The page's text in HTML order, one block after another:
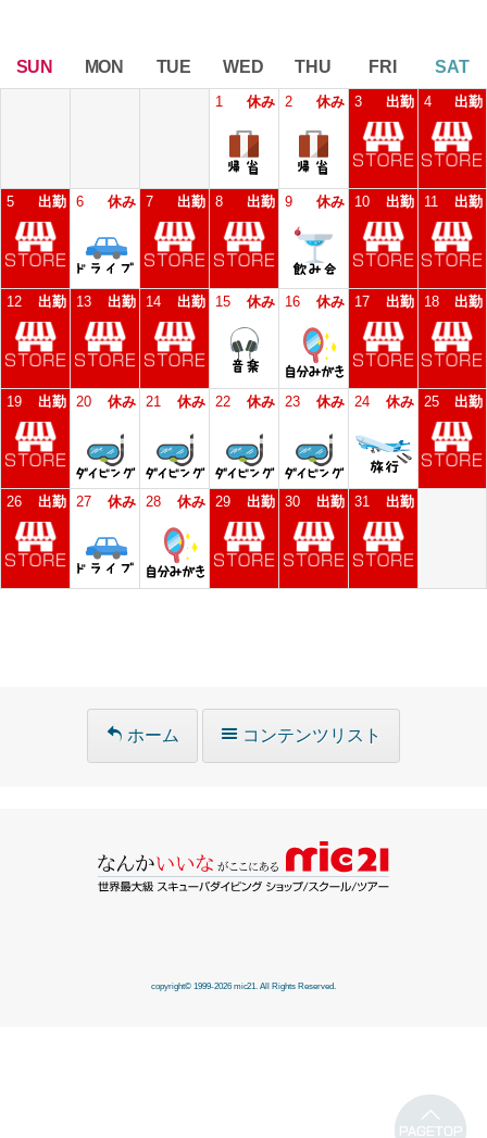
SUN MON TUE WED THU FRI SAT
ホーム コンテンツリスト
copyright© 1999-2026 mic21. All Rights Reserved.